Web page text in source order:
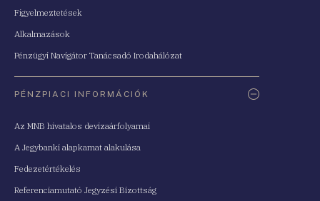
Figyelmeztetések
Alkalmazások
Pénzügyi Navigátor Tanácsadó Irodahálózat
PÉNZPIACI INFORMÁCIÓK
Az MNB hivatalos devizaárfolyamai
A Jegybanki alapkamat alakulása
Fedezetértékelés
Referenciamutató Jegyzési Bizottság